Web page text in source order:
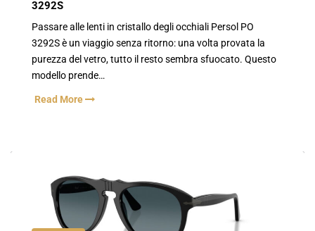
3292S
Passare alle lenti in cristallo degli occhiali Persol PO
3292S è un viaggio senza ritorno: una volta provata la
purezza del vetro, tutto il resto sembra sfuocato. Questo
modello prende…
Read More